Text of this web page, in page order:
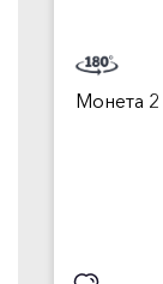
Монета